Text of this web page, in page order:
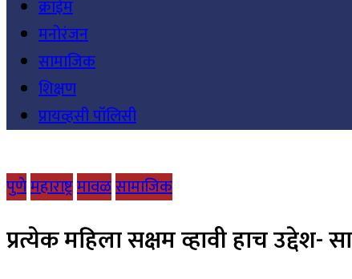
क्राईम
मनोरंजन
सामाजिक
शिक्षण
प्रायव्हसी पॉलिसी
पुणेमहाराष्ट्रमावळसामाजिक
प्रत्येक महिला सक्षम व्हावी हाच उद्देश-